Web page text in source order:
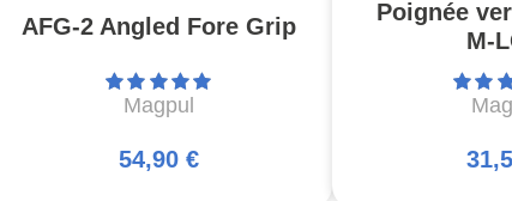
AFG-2 Angled Fore Grip
Magpul
54,90 €
Poignée
M-